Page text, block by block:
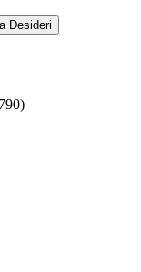
Desideri